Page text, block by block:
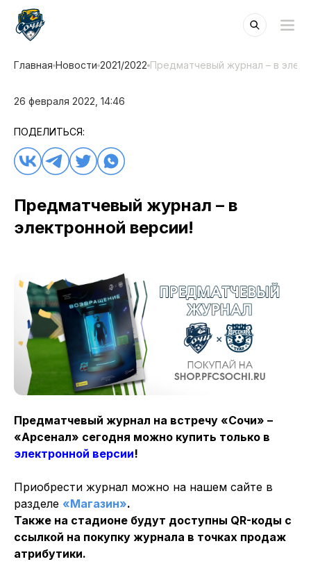
Главная Новости 2021/2022 Предматчевый журнал – в
26 февраля 2022, 14:46
ПОДЕЛИТЬСЯ:
Предматчевый журнал – в
электронной версии!
Предматчевый журнал на встречу «Сочи» –
«Арсенал» сегодня можно купить только в
электронной версии!
Приобрести журнал можно на нашем сайте в
разделе «Магазин».
Также на стадионе будут доступны QR-коды с
ссылкой на покупку журнала в точках продаж
атрибутики.